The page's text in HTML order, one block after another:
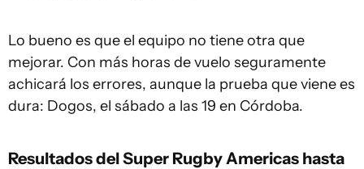
Lo bueno es que el equipo no tiene otra que
mejorar. Con más horas de vuelo seguramente
achicará los errores, aunque la prueba que viene es
dura: Dogos, el sábado a las 19 en Córdoba.
Resultados del Super Rugby Americas hasta